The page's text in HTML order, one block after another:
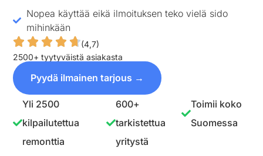
Nopea käyttää eikä ilmoituksen teko vielä sido
mihinkään
(4,7)
2500+ tyytyväistä asiakasta
Pyydä ilmainen tarjous →
Yli 2500
kilpailutettua
remonttia
600+
tarkistettua
yritystä
Toimii koko
Suomessa